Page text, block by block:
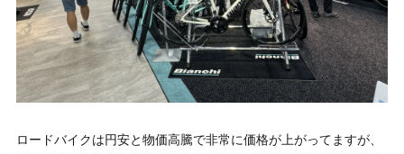
ロードバイクは円安と物価高騰で非常に価格が上がってますが、